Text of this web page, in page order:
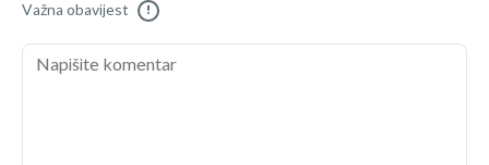
Važna obavijest !